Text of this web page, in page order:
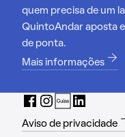
quem precisa de um
QuintoAndar aposta
de ponta.
Mais informações
Aviso de privacidade